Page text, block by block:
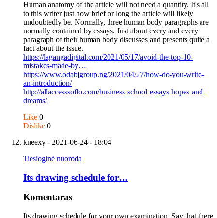
Human anatomy of the article will not need a quantity. It's all
to this writer just how brief or long the article will likely
undoubtedly be. Normally, three human body paragraphs are
normally contained by essays. Just about every and every
paragraph of their human body discusses and presents quite a
fact about the issue.
https://lagangadigital.com/2021/05/17/avoid-the-top-10-
mistakes-made-by…
https://www.odabjgroup.ng/2021/04/27/how-do-you-write-
an-introduction/
http://allaccesssoflo.com/business-school-essays-hopes-and-
dreams/
Like 0
Dislike 0
kneexy - 2021-06-24 - 18:04
Tiesioginė nuoroda
Its drawing schedule for…
Komentaras
Its drawing schedule for your own examination. Say that there